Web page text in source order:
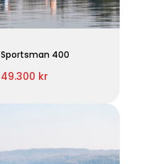
Sportsman 400
49.300 kr